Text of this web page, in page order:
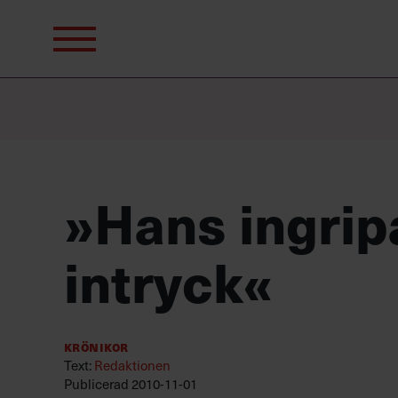
efter:
»Hans
intryck«
Krönikor
Text:Redaktionen
Publicerad 2010-11-01